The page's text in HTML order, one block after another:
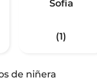
Sofia
(1)
de niñera